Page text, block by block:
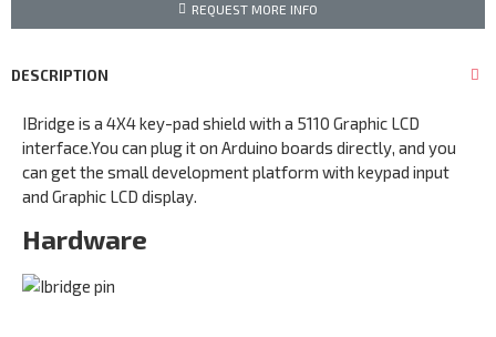
REQUEST MORE INFO
DESCRIPTION
IBridge is a 4X4 key-pad shield with a 5110 Graphic LCD
interface.You can plug it on Arduino boards directly, and you
can get the small development platform with keypad input
and Graphic LCD display.
Hardware